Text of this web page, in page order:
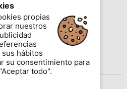
PL‎
PT‎
propias
nuestros
hábitos
su consentimiento para
todo".